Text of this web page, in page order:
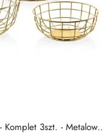
3szt. - Metalowe